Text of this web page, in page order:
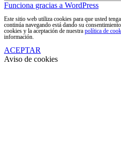
Funciona gracias a WordPress
Este sitio web utiliza cookies para que usted
continúa navegando está dando su
cookies y la aceptación de nuestra política de
información.
ACEPTAR
Aviso de cookies